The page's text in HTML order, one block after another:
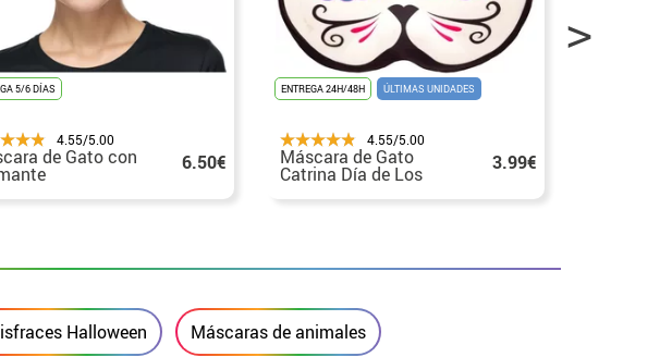
5/6 DÍAS
4.55/5.00
de Gato con 6.50€
ENTREGA 24H/48H ÚLTIMAS UNIDADES
4.55/5.00
Máscara de Gato
Catrina Día de Los 3.99€
Halloween Máscaras de animales